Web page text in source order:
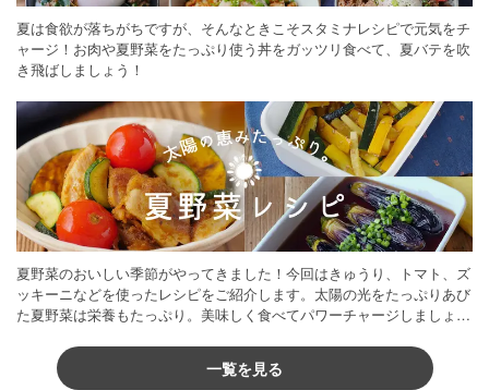
夏は食欲が落ちがちですが、そんなときこそスタミナレシピで元気をチ
ャージ！お肉や夏野菜をたっぷり使う丼をガッツリ食べて、夏バテを吹
き飛ばしましょう！
夏野菜のおいしい季節がやってきました！今回はきゅうり、トマト、ズ
ッキーニなどを使ったレシピをご紹介します。太陽の光をたっぷりあび
た夏野菜は栄養もたっぷり。美味しく食べてパワーチャージしましょう
一覧を見る